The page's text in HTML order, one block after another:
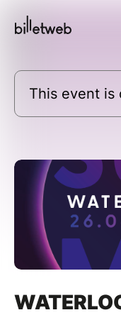
This event is